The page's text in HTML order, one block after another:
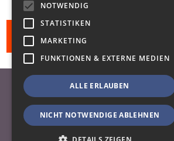
Alle Klienten
Nach oben
Datenschutzhinweise
Impressum
NOTWENDIG
STATISTIKEN
MARKETING
FUNKTIONEN & EXTERNE MEDIEN
ALLE ERLAUBEN
NICHT NOTWENDIGE ABLEHNEN